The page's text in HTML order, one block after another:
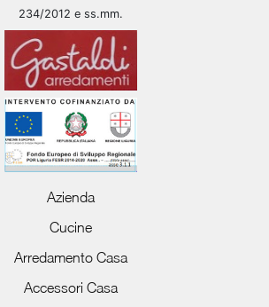
234/2012 e ss.mm.
Azienda
Cucine
Arredamento Casa
Accessori Casa